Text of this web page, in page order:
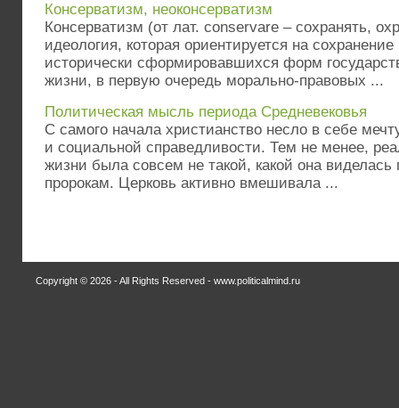
Консерватизм, неоконсерватизм
Консерватизм (от лат. conservare – сохранять,
идеология, которая ориентируется на
исторически сформировавшихся форм
жизни, в первую очередь морально-правовых ...
Политическая мысль периода Средневековья
С самого начала христианство несло в себе
и социальной справедливости. Тем не менее,
жизни была совсем не такой, какой она
пророкам. Церковь активно вмешивала ...
Copyright © 2026 - All Rights Reserved - www.politicalmind.ru